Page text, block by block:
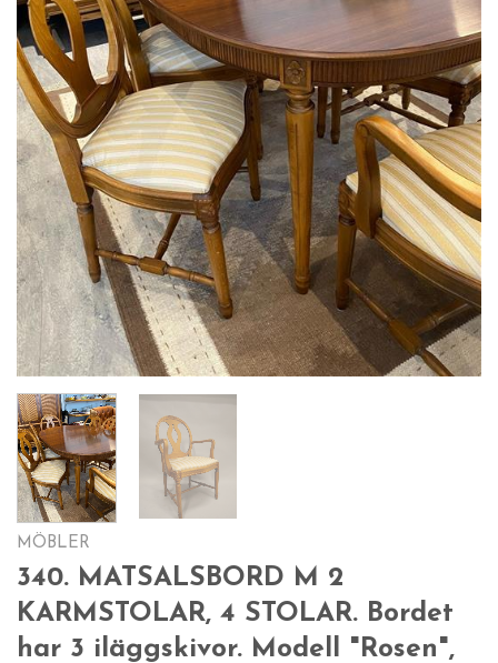
MÖBLER
340. MATSALSBORD M 2
KARMSTOLAR, 4 STOLAR. Bordet
har 3 iläggskivor. Modell "Rosen",